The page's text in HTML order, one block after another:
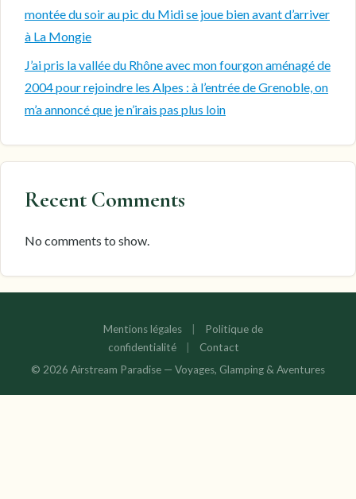
montée du soir au pic du Midi se joue bien avant d’arriver
à La Mongie
J’ai pris la vallée du Rhône avec mon fourgon aménagé de
2004 pour rejoindre les Alpes : à l’entrée de Grenoble, on
m’a annoncé que je n’irais pas plus loin
Recent Comments
No comments to show.
Mentions légales |
Politique de
confidentialité
|
Contact
© 2026 Airstream Paradise — Voyages, Glamping & Aventures